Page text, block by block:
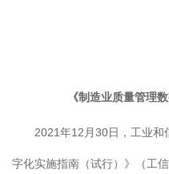
《制造业质量管理
2021年12月30日，工业和
字化实施指南（试行）》（工